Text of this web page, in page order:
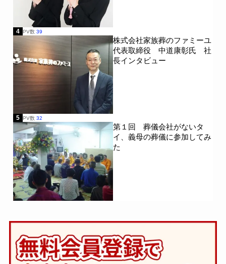
4 PV数 39
株式会社家族葬のファミーユ
代表取締役 中道康彰氏 社
長インタビュー
5 PV数 32
第１回 葬儀会社がないタ
イ、義母の葬儀に参加してみ
た